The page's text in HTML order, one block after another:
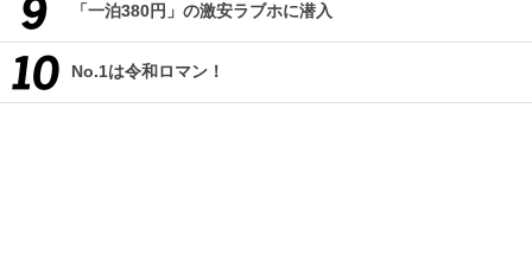
「一泊380円」の激安ラブホに潜入
No.1は令和ロマン！